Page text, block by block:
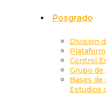
Posgrado
División
Control
Grupo
Bases de
Estudios